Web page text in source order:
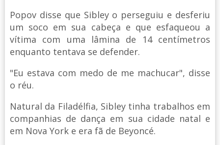
Popov disse que Sibley o perseguiu e desferiu
um soco em sua cabeça e que esfaqueou a
vítima com uma lâmina de 14 centímetros
enquanto tentava se defender.
"Eu estava com medo de me machucar", disse
o réu.
Natural da Filadélfia, Sibley tinha trabalhos em
companhias de dança em sua cidade natal e
em Nova York e era fã de Beyoncé.